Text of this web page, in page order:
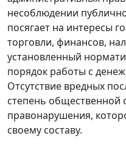
несоблюдении
посягает на интересы
торговли, финансов,
установленный
порядок работы с
Отсутствие вредных
степень общественной
правонарушения,
своему составу.